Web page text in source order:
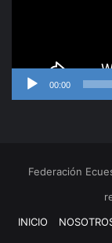
00:00
Federación
INICIO